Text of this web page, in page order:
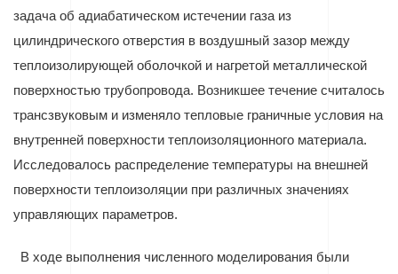
задача об адиабатическом истечении газа из
цилиндрического отверстия в воздушный зазор между
теплоизолирующей оболочкой и нагретой металлической
поверхностью трубопровода. Возникшее течение считалось
трансзвуковым и изменяло тепловые граничные условия на
внутренней поверхности теплоизоляционного материала.
Исследовалось распределение температуры на внешней
поверхности теплоизоляции при различных значениях
управляющих параметров.
В ходе выполнения численного моделирования были